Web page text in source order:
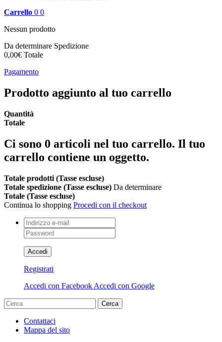
Carrello 0 0
Nessun prodotto
Da determinare Spedizione
0,00€ Totale
Pagamento
Prodotto aggiunto al tuo carrello
Quantità
Totale
Ci sono 0 articoli nel tuo carrello. Il tuo
carrello contiene un oggetto.
Totale prodotti (Tasse escluse)
Totale spedizione (Tasse escluse) Da determinare
Totale (Tasse escluse)
Continua lo shopping Procedi con il checkout
Accedi
Registrati
Accedi con Facebook Accedi con Google
Cerca
Contattaci
Mappa del sito